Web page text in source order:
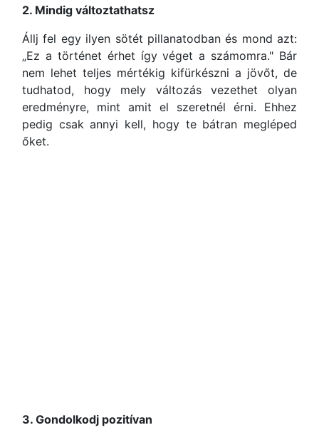
2. Mindig változtathatsz
Állj fel egy ilyen sötét pillanatodban és mond azt:
„Ez a történet érhet így véget a számomra." Bár
nem lehet teljes mértékig kifürkészni a jövőt, de
tudhatod, hogy mely változás vezethet olyan
eredményre, mint amit el szeretnél érni. Ehhez
pedig csak annyi kell, hogy te bátran megléped
őket.
3. Gondolkodj pozitívan